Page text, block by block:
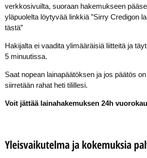
verkkosivuilta, suoraan hakemukseen
yläpuolelta löytyvää linkkiä ”Sirry Credigon
tästä”
Hakijalta ei vaadita ylimääräisiä liitteitä ja
5 minuutissa.
Saat nopean lainapäätöksen ja jos päätös
siirretään rahat heti tilillesi.
Voit jättää lainahakemuksen 24h
Yleisvaikutelma ja kokemuksia